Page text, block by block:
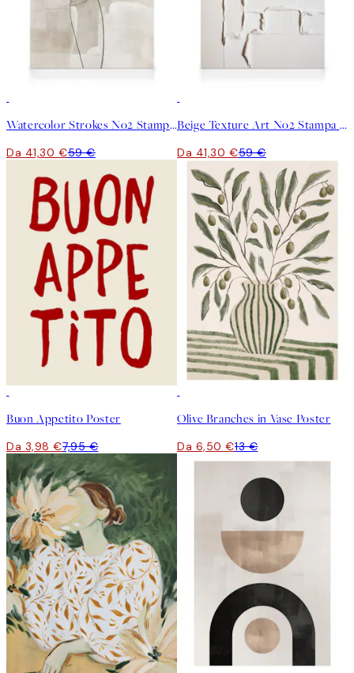
Watercolor Strokes No2 Stampa su Tela
Da 41,30 €59 €
Beige Texture Art No2 Stampa su Tela
Da 41,30 €59 €
Buon Appetito Poster
Da 3,98 €7,95 €
Olive Branches in Vase Poster
Da 6,50 €13 €